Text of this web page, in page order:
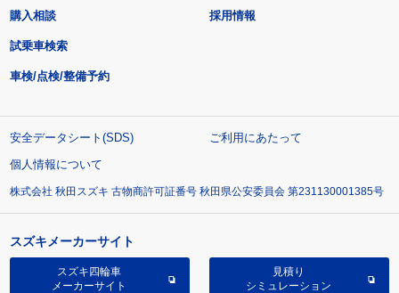
購入相談
試乗車検索
車検/点検/整備予約
採用情報
安全データシート(SDS)
ご利用にあたって
個人情報について
株式会社 秋田スズキ 古物商許可証番号 秋田県公安委員会 第231130001385号
スズキメーカーサイト
スズキ四輪車
メーカーサイト
見積り
シミュレーション